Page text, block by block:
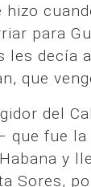
para
les decía
que
del
que fue
y
Sores,